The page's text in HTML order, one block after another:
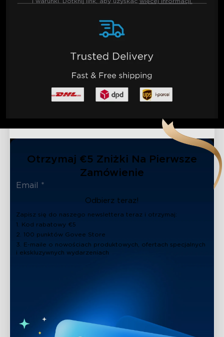
Otrzymaj €5 Zniżki Na Pierwsze
Zamówienie
Odbierz teraz!
Zapisz się do naszego newslettera teraz i otrzymaj:
1. Kod rabatowy €5
2. 100 punktów Govee Store
3. E-maile o nowościach produktowych, ofertach specjalnych
i ekskluzywnych wydarzeniach